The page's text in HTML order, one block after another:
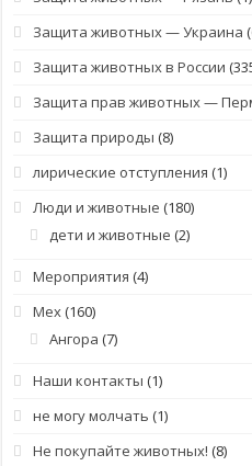
Защита животных — Украина
Защита животных в России
Защита прав животных —
Защита природы (8)
лирические отступления (1)
Люди и животные (180)
дети и животные (2)
Мероприятия (4)
Мех(160)
Ангора (7)
Наши контакты (1)
не могу молчать (1)
Не покупайте животных! (8)